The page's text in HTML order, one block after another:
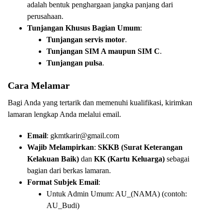
adalah bentuk penghargaan jangka panjang dari
perusahaan.
Tunjangan Khusus Bagian Umum:
Tunjangan servis motor.
Tunjangan SIM A maupun SIM C.
Tunjangan pulsa.
Cara Melamar
Bagi Anda yang tertarik dan memenuhi kualifikasi, kirimkan
lamaran lengkap Anda melalui email.
Email: gkmtkarir@gmail.com
Wajib Melampirkan: SKKB (Surat Keterangan
Kelakuan Baik) dan KK (Kartu Keluarga) sebagai
bagian dari berkas lamaran.
Format Subjek Email:
Untuk Admin Umum: AU_(NAMA) (contoh:
AU_Budi)